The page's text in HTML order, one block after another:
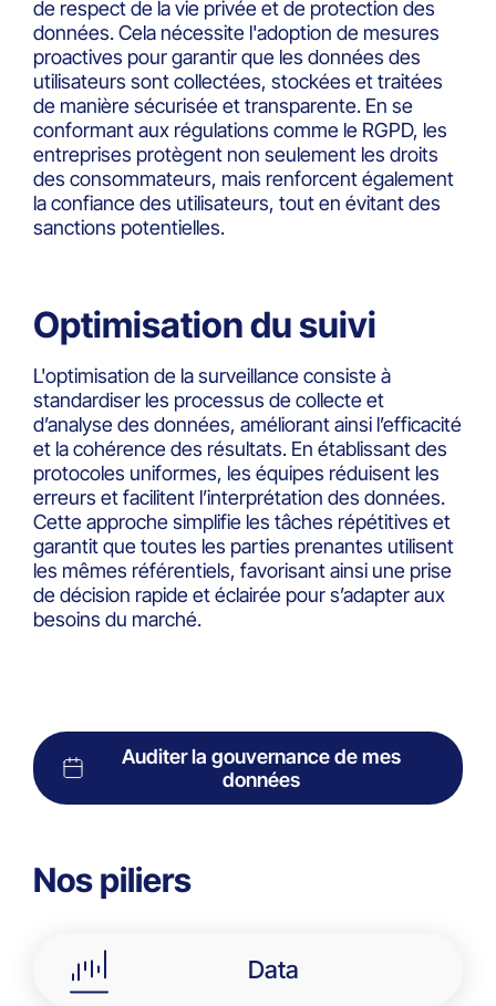
de respect de la vie privée et de protection des
données. Cela nécessite l'adoption de mesures
proactives pour garantir que les données des
utilisateurs sont collectées, stockées et traitées
de manière sécurisée et transparente. En se
conformant aux régulations comme le RGPD, les
entreprises protègent non seulement les droits
des consommateurs, mais renforcent également
la confiance des utilisateurs, tout en évitant des
sanctions potentielles.
Optimisation du suivi
L'optimisation de la surveillance consiste à
standardiser les processus de collecte et
d’analyse des données, améliorant ainsi l’efficacité
et la cohérence des résultats. En établissant des
protocoles uniformes, les équipes réduisent les
erreurs et facilitent l’interprétation des données.
Cette approche simplifie les tâches répétitives et
garantit que toutes les parties prenantes utilisent
les mêmes référentiels, favorisant ainsi une prise
de décision rapide et éclairée pour s’adapter aux
besoins du marché.
Auditer la gouvernance de mes
données
Nos piliers
Data